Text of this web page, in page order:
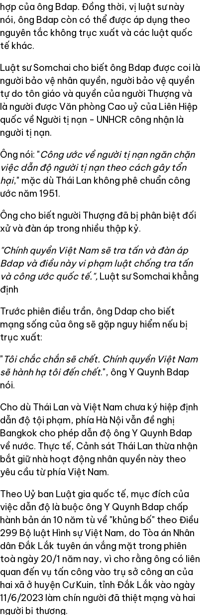
hợp của ông Bdap. Đồng thời, vị luật sư này
nói, ông Bdap còn có thể được áp dụng theo
nguyên tắc không trục xuất và các luật quốc
tế khác.
Luật sư Somchai cho biết ông Bdap được coi là
người bảo vệ nhân quyền, người bảo vệ quyền
tự do tôn giáo và quyền của người Thượng và
là người được Văn phòng Cao uỷ của Liên Hiệp
quốc về Người tị nạn - UNHCR công nhận là
người tị nạn.
Ông nói: "Công ước về người tị nạn ngăn chặn
việc dẫn độ người tị nạn theo cách gây tổn
hại," mặc dù Thái Lan không phê chuẩn công
ước năm 1951.
Ông cho biết người Thượng đã bị phân biệt đối
xử và đàn áp trong nhiều thập kỷ.
"Chính quyền Việt Nam sẽ tra tấn và đàn áp
Bdap và điều này vi phạm luật chống tra tấn
và công ước quốc tế.", Luật sư Somchai khẳng
định
Trước phiên điều trần, ông Ddap cho biết
mạng sống của ông sẽ gặp nguy hiểm nếu bị
trục xuất:
"Tôi chắc chắn sẽ chết. Chính quyền Việt Nam
sẽ hành hạ tôi đến chết.", ông Y Quynh Bdap
nói.
Cho dù Thái Lan và Việt Nam chưa ký hiệp định
dẫn độ tội phạm, phía Hà Nội vẫn đề nghị
Bangkok cho phép dẫn độ ông Y Quynh Bdap
về nước. Thực tế, Cảnh sát Thái Lan thừa nhận
bắt giữ nhà hoạt động nhân quyền này theo
yêu cầu từ phía Việt Nam.
Theo Uỷ ban Luật gia quốc tế, mục đích của
việc dẫn độ là buộc ông Y Quynh Bdap chấp
hành bản án 10 năm tù về "khủng bố" theo Điều
299 Bộ luật Hình sự Việt Nam, do Tòa án Nhân
dân Đắk Lắk tuyên án vắng mặt trong phiên
toà ngày 20/1 năm nay, vì cho rằng ông có liên
quan đến vụ tấn công vào trụ sở công an của
hai xã ở huyện Cư Kuin, tỉnh Đắk Lắk vào ngày
11/6/2023 làm chín người đã thiệt mạng và hai
người bị thương.